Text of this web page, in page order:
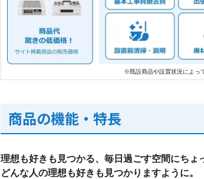
※既設商品や設置状況によっ
商品の機能・特長
理想も好きも見つかる、毎日過ごす空間にちょ
どんな人の理想も好きも見つかりますように。